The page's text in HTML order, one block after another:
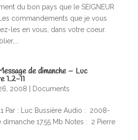
du bon pays que le SEIGNEUR
commandements que je vous
les en vous, dans votre coeur.
de dimanche – Luc
1.2-11
2008 Documents
Par : Luc Bussière Audio : 2008-
17.55 Mb Notes : 2 Pierre